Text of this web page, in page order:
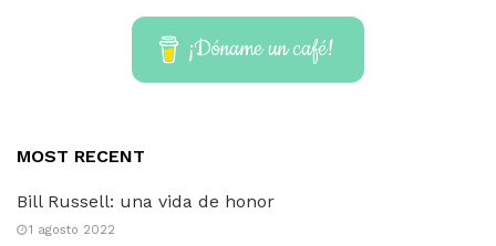
¡Dóname un café!
MOST RECENT
Bill Russell: una vida de honor
1 agosto 2022